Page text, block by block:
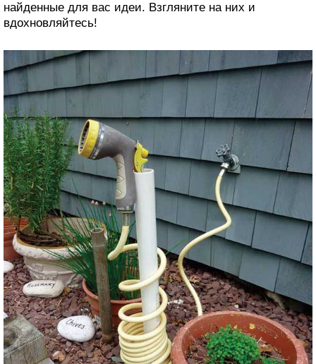
найденные для вас идеи. Взгляните на них и
вдохновляйтесь!